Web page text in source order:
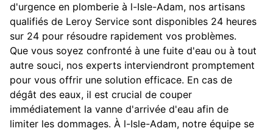
d'urgence en plomberie à l-Isle-Adam, nos artisans
qualifiés de Leroy Service sont disponibles 24 heures
sur 24 pour résoudre rapidement vos problèmes.
Que vous soyez confronté à une fuite d'eau ou à tout
autre souci, nos experts interviendront promptement
pour vous offrir une solution efficace. En cas de
dégât des eaux, il est crucial de couper
immédiatement la vanne d'arrivée d'eau afin de
limiter les dommages. À l-Isle-Adam, notre équipe se